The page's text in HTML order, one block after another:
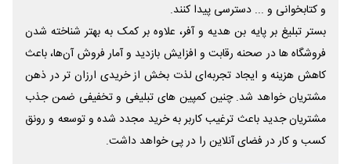
و کتابخوانی و ... دسترسی پیدا کنند.
بستر تبلیغ بر پایه بن هدیه و آفر، علاوه بر کمک به بهتر شناخته شدن
فروشگاه ها در صحنه رقابت و افزایش بازدید و آمار فروش آن‌ها، باعث
کاهش هزینه و ایجاد تجربه‌ای لذت بخش از خریدی ارزان تر در ذهن
مشتریان خواهد شد. چنین کمپین های تبلیغی و تخفیفی ضمن جذب
مشتریان جدید باعث ترغیب کاربر به خرید مجدد شده و توسعه و رونق
کسب و کار در فضای آنلاین را در پی خواهد داشت.